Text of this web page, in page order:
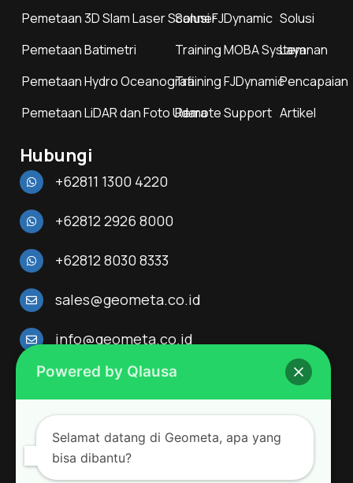
Pemetaan 3D Slam Laser Scanner
Pemetaan Batimetri
Pemetaan Hydro Oceanografi
Pemetaan LiDAR dan Foto Udara
Solusi FJDynamic
Training MOBA System
Training FJDynamic
Remote Support
Solusi
Layanan
Pencapaian
Artikel
Hubungi
+62811 1300 4220
+62812 2926 8000
+62812 8030 8333
sales@geometa.co.id
info@geometa.co.id
Alamat
Menara 165 Lantai 3
Jl. TB. Simatupang Kav. 1,
Cilandak Timur, Pasar Minggu, Jakarta Selatan, DKI
Jakarta 12560
Powered by Qlausa
Selamat datang di Geometa, apa yang
bisa dibantu?